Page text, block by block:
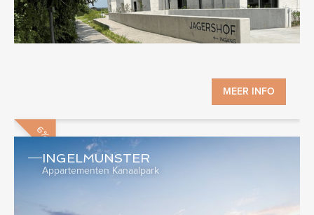
MEER INFO
INGELMUNSTER
Appartementen Kanaalpark